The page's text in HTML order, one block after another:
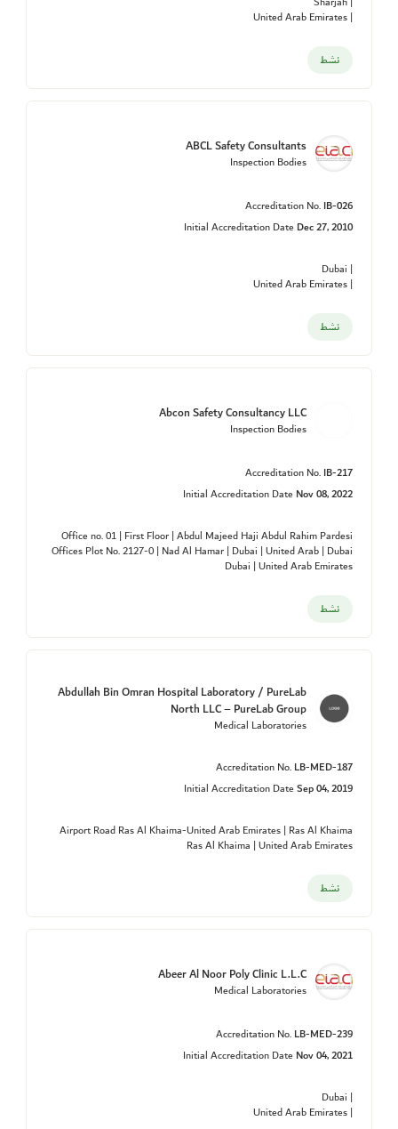
| United Arab Emirates
نشط
ABCL Safety Consultants
Inspection Bodies
Accreditation No. IB-026
Initial Accreditation Date Dec 27, 2010
| Dubai
| United Arab Emirates
نشط
Abcon Safety Consultancy LLC
Inspection Bodies
Accreditation No. IB-217
Initial Accreditation Date Nov 08, 2022
Office no. 01 | First Floor | Abdul Majeed Haji Abdul Rahim Pardesi
Offices Plot No. 2127-0 | Nad Al Hamar | Dubai | United Arab | Dubai
Dubai | United Arab Emirates
نشط
Abdullah Bin Omran Hospital Laboratory / PureLab
North LLC – PureLab Group
Medical Laboratories
Accreditation No. LB-MED-187
Initial Accreditation DateSep 04, 2019
Airport Road Ras Al Khaima-United Arab Emirates | Ras Al Khaima
Ras Al Khaima | United Arab Emirates
نشط
Abeer Al Noor Poly Clinic L.L.C
Medical Laboratories
Accreditation No. LB-MED-239
Initial Accreditation Date Nov 04, 2021
| Dubai
| United Arab Emirates